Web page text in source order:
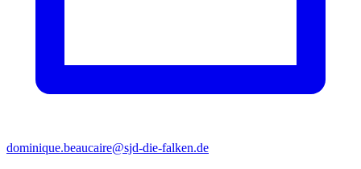
dominique.beaucaire@sjd-die-falken.de